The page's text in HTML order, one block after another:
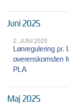
Juni 2025
2. JUNI 2025
Lønregulering pr.
overenskomsten
PLA
Maj 2025